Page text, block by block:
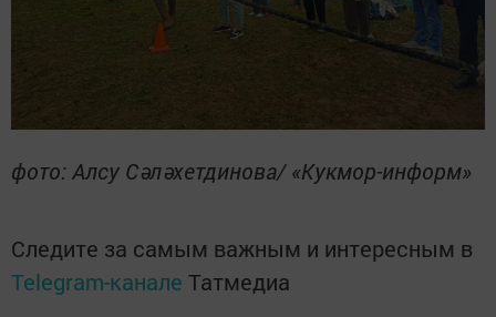
фото: Алсу Сәләхетдинова/ «Кукмор-информ»
Следите за самым важным и интересным в
Telegram-канале Татмедиа